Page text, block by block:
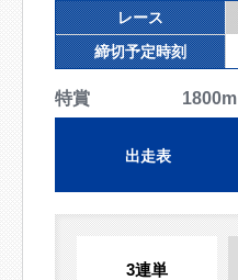
レース
締切予定時刻
特賞 1800m
出走表
3連単